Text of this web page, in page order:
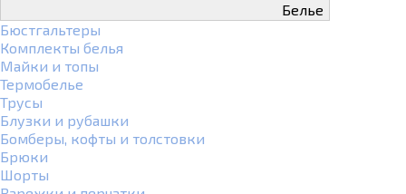
Белье
Бюстгальтеры
Комплекты белья
Майки и топы
Термобелье
Трусы
Блузки и рубашки
Бомберы, кофты и толстовки
Брюки
Шорты